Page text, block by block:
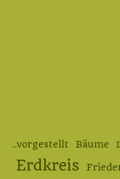
..vorgestellt Bäume
Erdkreis